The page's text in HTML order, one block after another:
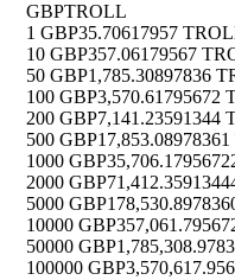
GBPTROLL
1 GBP35.70617957
10 GBP357.06179567
50 GBP1,785.30897836
100 GBP3,570.61795672
200 GBP7,141.23591344
500 GBP
1000 GBP
2000 GBP
5000 GBP
10000 GBP
50000 GBP
100000 GBP